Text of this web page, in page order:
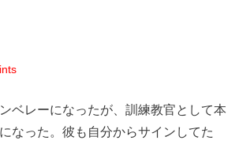
ベレーになったが、訓練教官として本
なった。彼も自分からサインしてた